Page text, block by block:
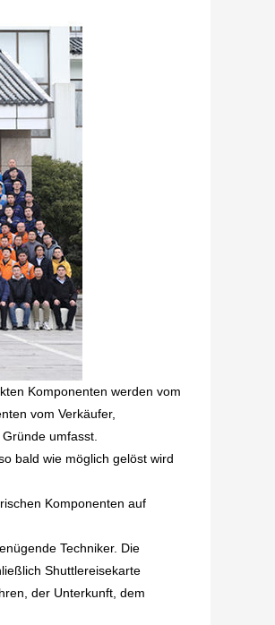
Komponenten werden vom
vom Verkäufer,
umfasst.
bald wie möglich gelöst wird
Komponenten auf
Techniker. Die
Shuttlereisekarte
der Unterkunft, dem